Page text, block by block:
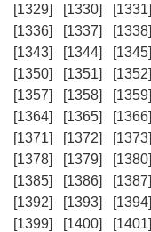
[1329]
[1330] [1331]
[1336]
[1337] [1338]
[1343]
[1344] [1345]
[1350]
[1351] [1352]
[1357]
[1358] [1359]
[1364]
[1365] [1366]
[1371]
[1372] [1373]
[1378]
[1379] [1380]
[1385]
[1386] [1387]
[1392]
[1393] [1394]
[1399]
[1400] [1401]